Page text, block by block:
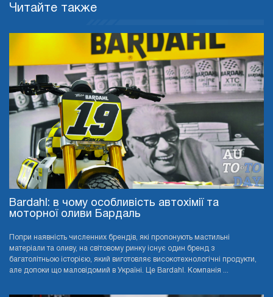
Читайте также
Bardahl: в чому особливість автохімії та
моторної оливи Бардаль
Попри наявність численних брендів, які пропонують мастильні
матеріали та оливу, на світовому ринку існує один бренд з
багатолітньою історією, який виготовляє високотехнологічні продукти,
але допоки що маловідомий в Україні. Це Bardahl. Компанія ...